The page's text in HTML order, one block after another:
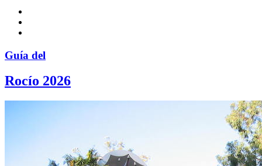
Guía del
Rocío 2026